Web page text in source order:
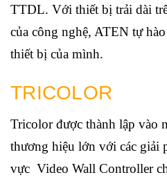
TTDL. Với thiết bị trải dài
của công nghệ, ATEN tự
thiết bị của mình.
TRICOLOR
Tricolor được thành lập vào
thương hiệu lớn với các giải
vực Video Wall Controller